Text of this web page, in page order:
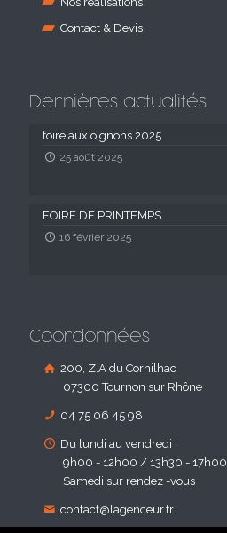
Contact & Devis
Dernières actualités
foire aux oignons 2025
25 août 2025
FOIRE DE PRINTEMPS
16 février 2025
Coordonnées
200, Z.A du Cornilhac
07300 Tournon sur Rhône
04 75 06 45 98
Du lundi au vendredi
9h00 - 12h00 / 13h30 - 17h00
Samedi sur rendez -vous
contact@lagenceur.fr